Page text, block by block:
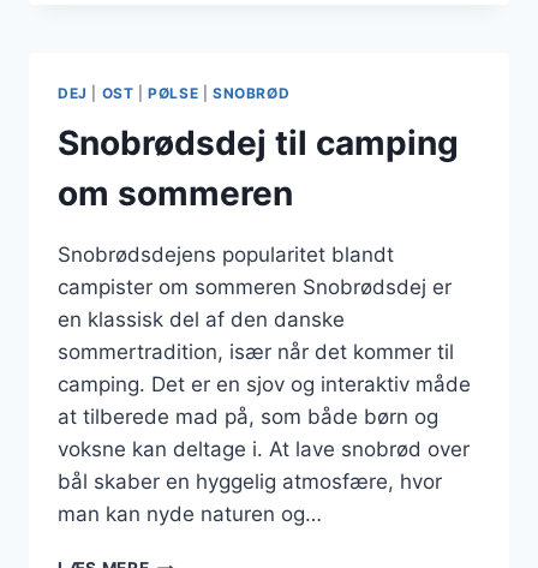
DEJ OST |PØLSE SNOBRØD
Snobrødsdej til camping
om sommeren
Snobrødsdejens popularitet blandt
campister om sommeren Snobrødsdej er
en klassisk del af den danske
sommertradition, især når det kommer til
camping. Det er en sjov og interaktiv måde
at tilberede mad på, som både børn og
voksne kan deltage i. At lave snobrød over
bål skaber en hyggelig atmosfære, hvor
man kan nyde naturen og…
SNOBRØDSDEJ